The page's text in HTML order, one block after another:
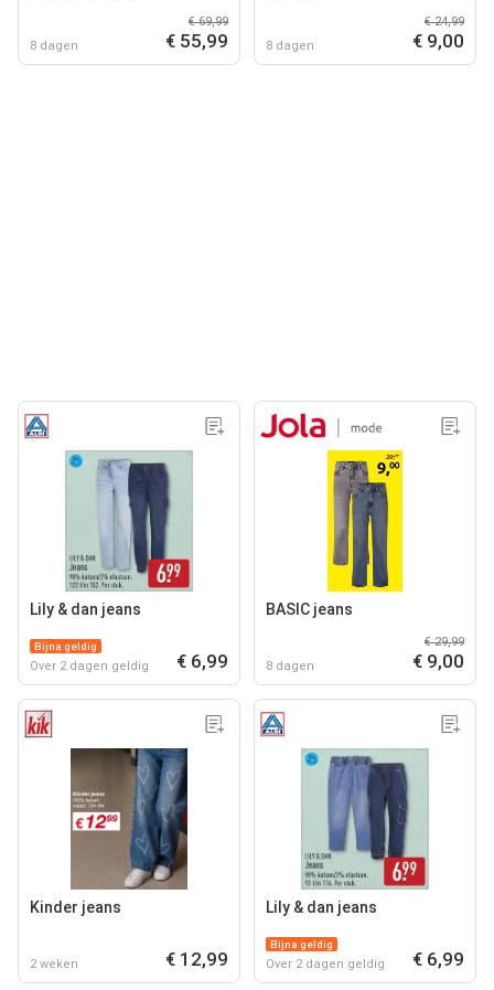
8 dagen
€ 69,99
€ 55,99 8 dagen
€ 24,99
€ 9,00
Lily & dan jeans
Bijna geldig
Over 2 dagen geldig € 6,99
BASIC jeans
8 dagen
€ 29,99
€ 9,00
Kinder jeans
2 weken € 12,99
Lily & dan jeans
Bijna geldig
Over 2 dagen geldig € 6,99